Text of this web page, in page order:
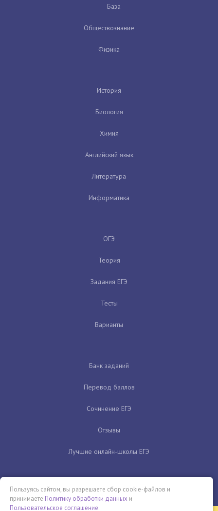
База
Обществознание
Физика
История
Биология
Химия
Английский язык
Литература
Информатика
ОГЭ
Теория
Задания ЕГЭ
Тесты
Варианты
Банк заданий
Перевод баллов
Сочинение ЕГЭ
Отзывы
Лучшие онлайн-школы ЕГЭ
Пользуясь сайтом, вы разрешаете сбор cookie-файлов и
принимаете Политику обработки данных и
Пользовательское соглашение.